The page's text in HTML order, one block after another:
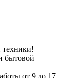
бытовой
от 9 до 17